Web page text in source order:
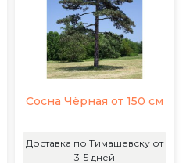
Сосна Чёрная от 150 см
Доставка по Тимашевску от
3-5 дней